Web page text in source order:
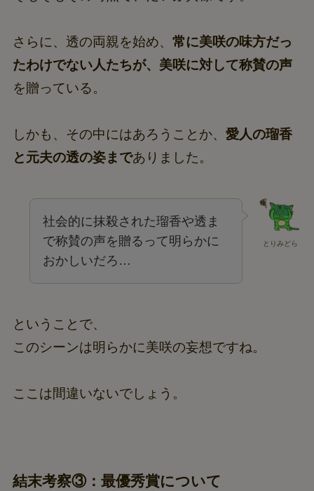
さらに、透の両親を始め、 常に美咲の味方だっ
たわけでない人たちが、美咲に対して称賛の声
を贈っている。
しかも、その中にはあろうことか、 愛人の瑠香
と元夫の透の姿までありました。
とりみどら
社会的に抹殺された瑠香や透ま
で称賛の声を贈るって明らかに
おかしいだろ…
ということで、
このシーンは明らかに美咲の妄想ですね。
ここは間違いないでしょう。
結末考察③：最優秀賞について